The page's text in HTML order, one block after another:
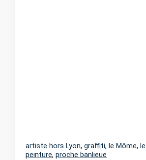
artiste hors Lyon,graffiti,le Môme,
peinture,proche banlieue